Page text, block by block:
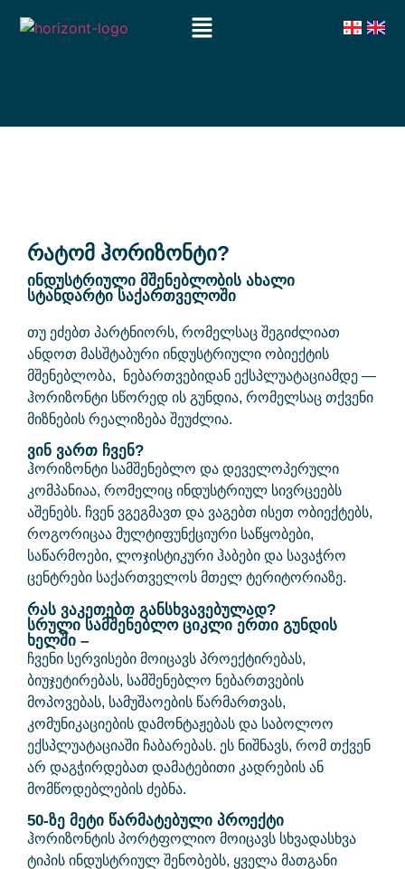
რატომ ჰორიზონტი?
ინდუსტრიული მშენებლობის ახალი
სტანდარტი საქართველოში
თუ ეძებთ პარტნიორს, რომელსაც შეგიძლიათ
ანდოთ მასშტაბური ინდუსტრიული ობიექტის
მშენებლობა, ნებართვებიდან ექსპლუატაციამდე —
ჰორიზონტი სწორედ ის გუნდია, რომელსაც თქვენი
მიზნების რეალიზება შეუძლია.
ვინ ვართ ჩვენ?
ჰორიზონტი სამშენებლო და დეველოპერული
კომპანიაა, რომელიც ინდუსტრიულ სივრცეებს
აშენებს. ჩვენ ვგეგმავთ და ვაგებთ ისეთ ობიექტებს,
როგორიცაა მულტიფუნქციური საწყობები,
საწარმოები, ლოჯისტიკური ჰაბები და სავაჭრო
ცენტრები საქართველოს მთელ ტერიტორიაზე.
რას ვაკეთებთ განსხვავებულად?
სრული სამშენებლო ციკლი ერთი გუნდის
ხელში –
ჩვენი სერვისები მოიცავს პროექტირებას,
ბიუჯეტირებას, სამშენებლო ნებართვების
მოპოვებას, სამუშაოების წარმართვას,
კომუნიკაციების დამონტაჟებას და საბოლოო
ექსპლუატაციაში ჩაბარებას. ეს ნიშნავს, რომ თქვენ
არ დაგჭირდებათ დამატებითი კადრების ან
მომწოდებლების ძებნა.
50-ზე მეტი წარმატებული პროექტი
ჰორიზონტის პორტფოლიო მოიცავს სხვადასხვა
ტიპის ინდუსტრიულ შენობებს, ყველა მათგანი